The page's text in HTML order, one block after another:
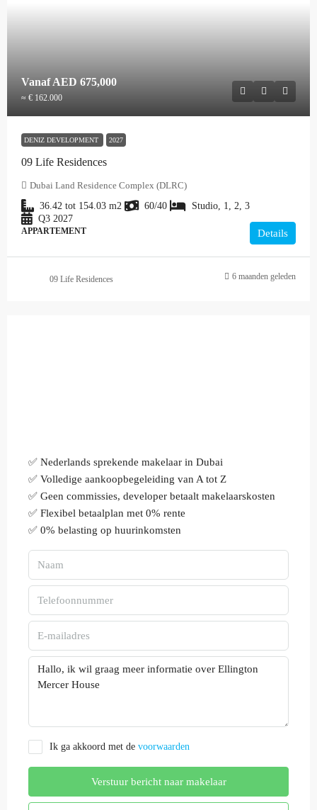
VanafAED 675,000
≈ € 162.000
DENIZ DEVELOPMENT 2027
09 Life Residences
Dubai Land Residence Complex (DLRC)
36.42 tot 154.03 m2 60/40
Studio, 1, 2, 3
Q3 2027
APPARTEMENT Details
09 Life Residences 6 maanden geleden
✅ Nederlands sprekende makelaar in Dubai
✅ Volledige aankoopbegeleiding van A tot Z
✅ Geen commissies, developer betaalt makelaarskosten
✅ Flexibel betaalplan met 0% rente
✅ 0% belasting op huurinkomsten
Ik ga akkoord met de voorwaarden
Verstuur bericht naar makelaar